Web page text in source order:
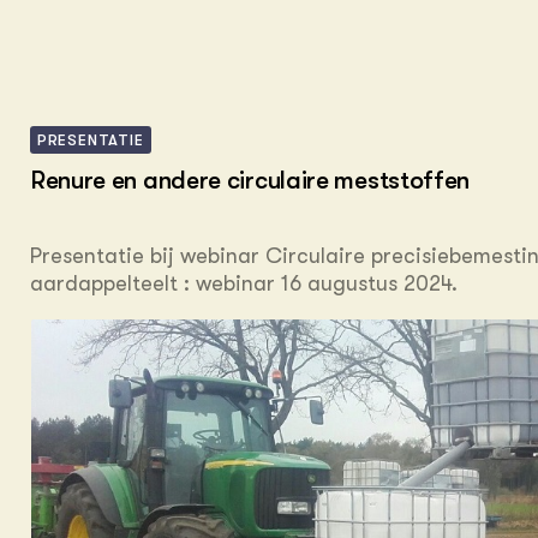
PRESENTATIE
Renure en andere circulaire meststoffen
Presentatie bij webinar Circulaire
aardappelteelt : webinar 16 augustus 2024.